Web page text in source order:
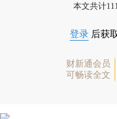
本文共计
登录 后获
财新通会员
可畅读全文